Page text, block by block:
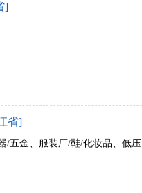
]
省]
/五金、服装厂/鞋/化妆品、低压